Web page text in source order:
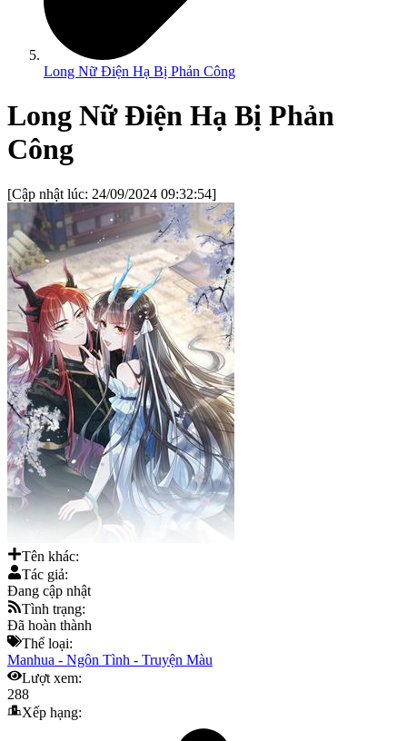
Long Nữ Điện Hạ Bị Phản Công
Long Nữ Điện Hạ Bị Phản
Công
[Cập nhật lúc: 24/09/2024 09:32:54]
Tên khác:
Tác giả:
Đang cập nhật
Tình trạng:
Đã hoàn thành
Thể loại:
Manhua - Ngôn Tình - Truyện Màu
Lượt xem:
288
Xếp hạng: